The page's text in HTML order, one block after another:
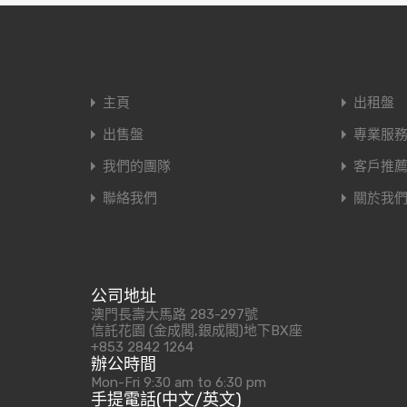
主頁
出租盤
出售盤
專業服務
我們的團隊
客戶推薦
聯絡我們
關於我們
公司地址
澳門長壽大馬路 283-297號
信託花園 (金成閣,銀成閣)地下BX座
+853 2842 1264
辦公時間
Mon-Fri 9:30 am to 6:30 pm
手提電話(中文/英文)